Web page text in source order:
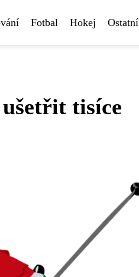
Fotbal Hokej Ostatní
tisíce